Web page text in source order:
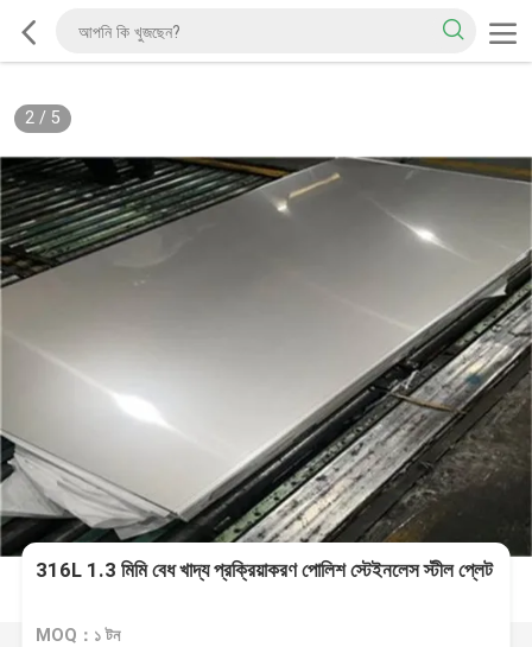
2/ 5
316L 1.3 মিমি বেধ খাদ্য প্রক্রিয়াকরণ পোলিশ স্টেইনলেস স্টীল প্লেট
MOQ：১ টন